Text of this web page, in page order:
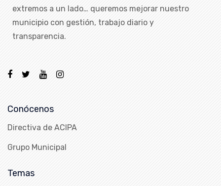
extremos a un lado… queremos mejorar nuestro
municipio con gestión, trabajo diario y
transparencia.
Conócenos
Directiva de ACIPA
Grupo Municipal
Temas